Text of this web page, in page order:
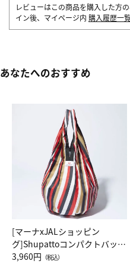
レビューはこの商品を購入した方
イン後、マイページ内 購入履歴一
あなたへのおすすめ
[マーナxJALショッピン
グ]Shupattoコンパクトバッグ
Drop JAL客室乗務員（LC）ス
3,960円 （税込）